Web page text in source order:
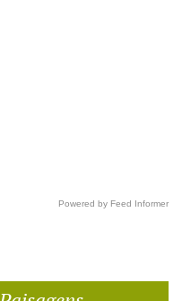
Powered by Feed Informer